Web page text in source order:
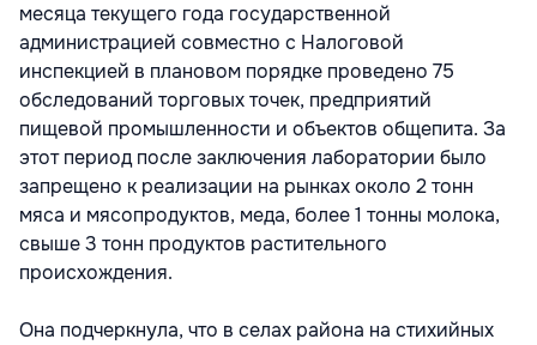
месяца текущего года государственной
администрацией совместно с Налоговой
инспекцией в плановом порядке проведено 75
обследований торговых точек, предприятий
пищевой промышленности и объектов общепита. За
этот период после заключения лаборатории было
запрещено к реализации на рынках около 2 тонн
мяса и мясопродуктов, меда, более 1 тонны молока,
свыше 3 тонн продуктов растительного
происхождения.
Она подчеркнула, что в селах района на стихийных